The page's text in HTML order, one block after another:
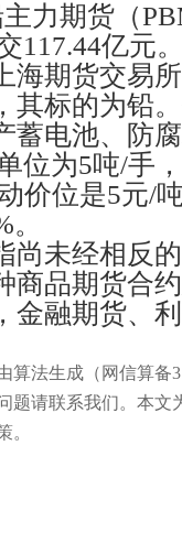
力期货（
117.44亿元
海期货交易
其标的为铅
蓄电池、防
位为5吨/手
价位是5元/
尚未经相反
商品期货合
金融期货、
法生成（网信算备
题请联系我们。本文
。